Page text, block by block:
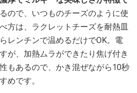
ので、いつものチーズのように使
方は、ラクレットチーズを耐熱皿
レンチンで温めるだけでOK。電
が、加熱ムラができたり焦げ付き
もあるので、かき混ぜながら10秒
めです。